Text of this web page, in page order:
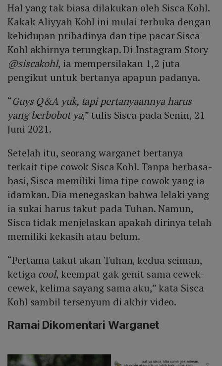
Hal yang tak biasa dilakukan oleh Sisca Kohl.
Kakak Aliyyah Kohl ini mulai terbuka dengan
kehidupan pribadinya dan tipe pacar Sisca
Kohl akhirnya terungkap. Di Instagram Story
@siscakohl, ia mempersilakan 1,2 juta
pengikut untuk bertanya apapun padanya.
“Guys Q&A yuk, tapi pertanyaannya harus
yang berbobot ya,” tulis Sisca pada Senin, 21
Juni 2021.
Setelah itu, seorang warganet bertanya
terkait tipe cowok Sisca Kohl. Tanpa berbasa-
basi, Sisca memiliki lima tipe cowok yang ia
idamkan. Dia menegaskan bahwa lelaki yang
ia sukai harus takut pada Tuhan. Namun,
Sisca tidak menjelaskan apakah dirinya telah
memiliki kekasih atau belum.
“Pertama takut akan Tuhan, kedua seiman,
ketiga cool, keempat gak genit sama cewek-
cewek, kelima sayang sama aku,” kata Sisca
Kohl sambil tersenyum di akhir video.
Ramai Dikomentari Warganet